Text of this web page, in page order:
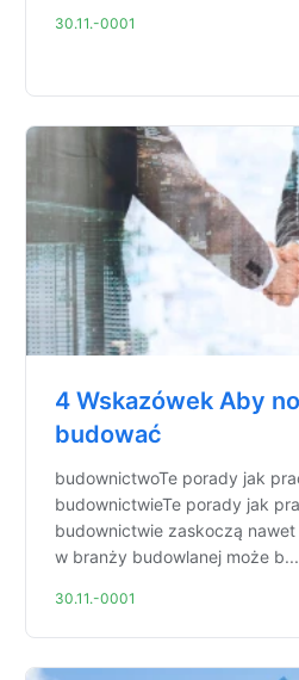
30.11.-0001
4 Wskazówek Aby
budować
budownictwoTe porady jak
budownictwieTe porady jak
budownictwie zaskoczą
w branży budowlanej może b...
30.11.-0001